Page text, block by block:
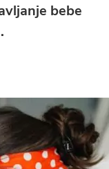
bebe